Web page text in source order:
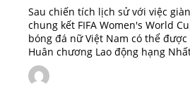
Sau chiến tích lịch sử với việc
chung kết FIFA Women's World
bóng đá nữ Việt Nam có thể
Huân chương Lao động hạng